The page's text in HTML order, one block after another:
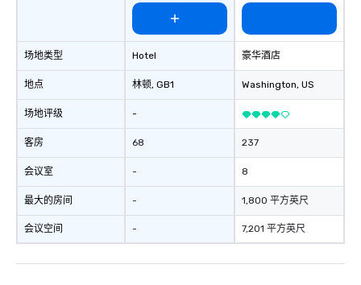
exciting, driven,
generate a genuine
keeping them
engaged. Skill
in a real-life relatable
ends. Let us help you strengthen your
team - on purpose.
场地类型
地点
场地评级
客房
会议室
最大的房间
会议空间
Hotel
林顿, GB1
-
68
-
-
-
豪华酒店
Washington, US
237
8
1,800 平方英尺
7,201 平方英尺